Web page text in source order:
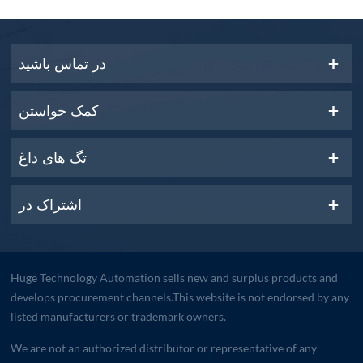
در تماس باشید
کمک خواستن
تگ های داغ
اشتراک در
Huge Technology Automation sells new and surplus products and
develops procurement channels.This website is not endorsed by any
listed manufacturers or trademark owners.
We are not an authorized distributor or representative of any